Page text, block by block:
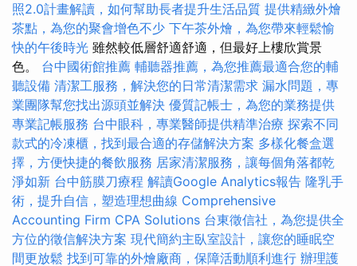
照2.0計畫解讀，如何幫助長者提升生活品質 提供精緻外燴
茶點，為您的聚會增色不少 下午茶外燴，為您帶來輕鬆愉
快的午後時光 雖然較低層舒適舒適，但最好上樓欣賞景
色。 台中國術館推薦 輔聽器推薦，為您推薦最適合您的輔
聽設備 清潔工服務，解決您的日常清潔需求 漏水問題，專
業團隊幫您找出源頭並解決 優質記帳士，為您的業務提供
專業記帳服務 台中眼科，專業醫師提供精準治療 探索不同
款式的冷凍櫃，找到最合適的存儲解決方案 多樣化餐盒選
擇，方便快捷的餐飲服務 居家清潔服務，讓每個角落都乾
淨如新 台中筋膜刀療程 解讀Google Analytics報告 隆乳手
術，提升自信，塑造理想曲線 Comprehensive
Accounting Firm CPA Solutions 台東徵信社，為您提供全
方位的徵信解決方案 現代簡約主臥室設計，讓您的睡眠空
間更放鬆 找到可靠的外燴廠商，保障活動順利進行 辦理護